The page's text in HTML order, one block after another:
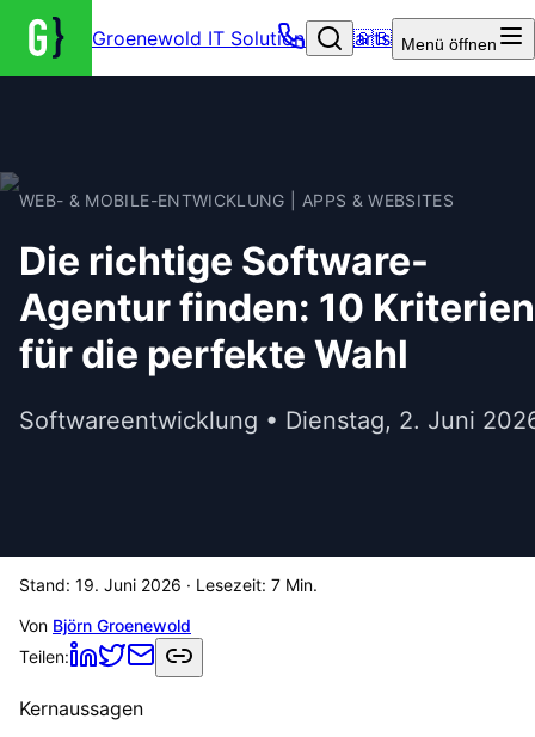
Groenewold IT Solutions – Startseite
🇬🇧 Menü öffnen
WEB- & MOBILE-ENTWICKLUNG | APPS & WEBSITES
Die richtige Software-
Agentur finden: 10 Kriterien
für die perfekte Wahl
Softwareentwicklung • Dienstag, 2. Juni
Stand: 19. Juni 2026 · Lesezeit: 7 Min.
Von Björn Groenewold
Teilen:
Kernaussagen